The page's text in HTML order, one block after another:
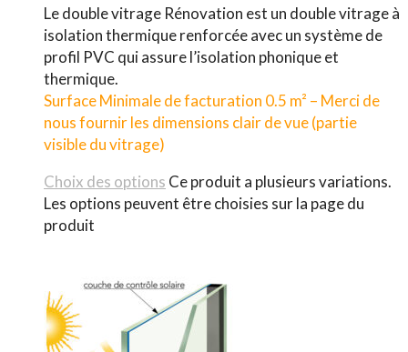
Le double vitrage Rénovation est un double vitrage à
isolation thermique renforcée avec un système de
profil PVC qui assure l’isolation phonique et
thermique.
Surface Minimale de facturation 0.5 m² – Merci de
nous fournir les dimensions clair de vue (partie
visible du vitrage)
Choix des options Ce produit a plusieurs variations.
Les options peuvent être choisies sur la page du
produit